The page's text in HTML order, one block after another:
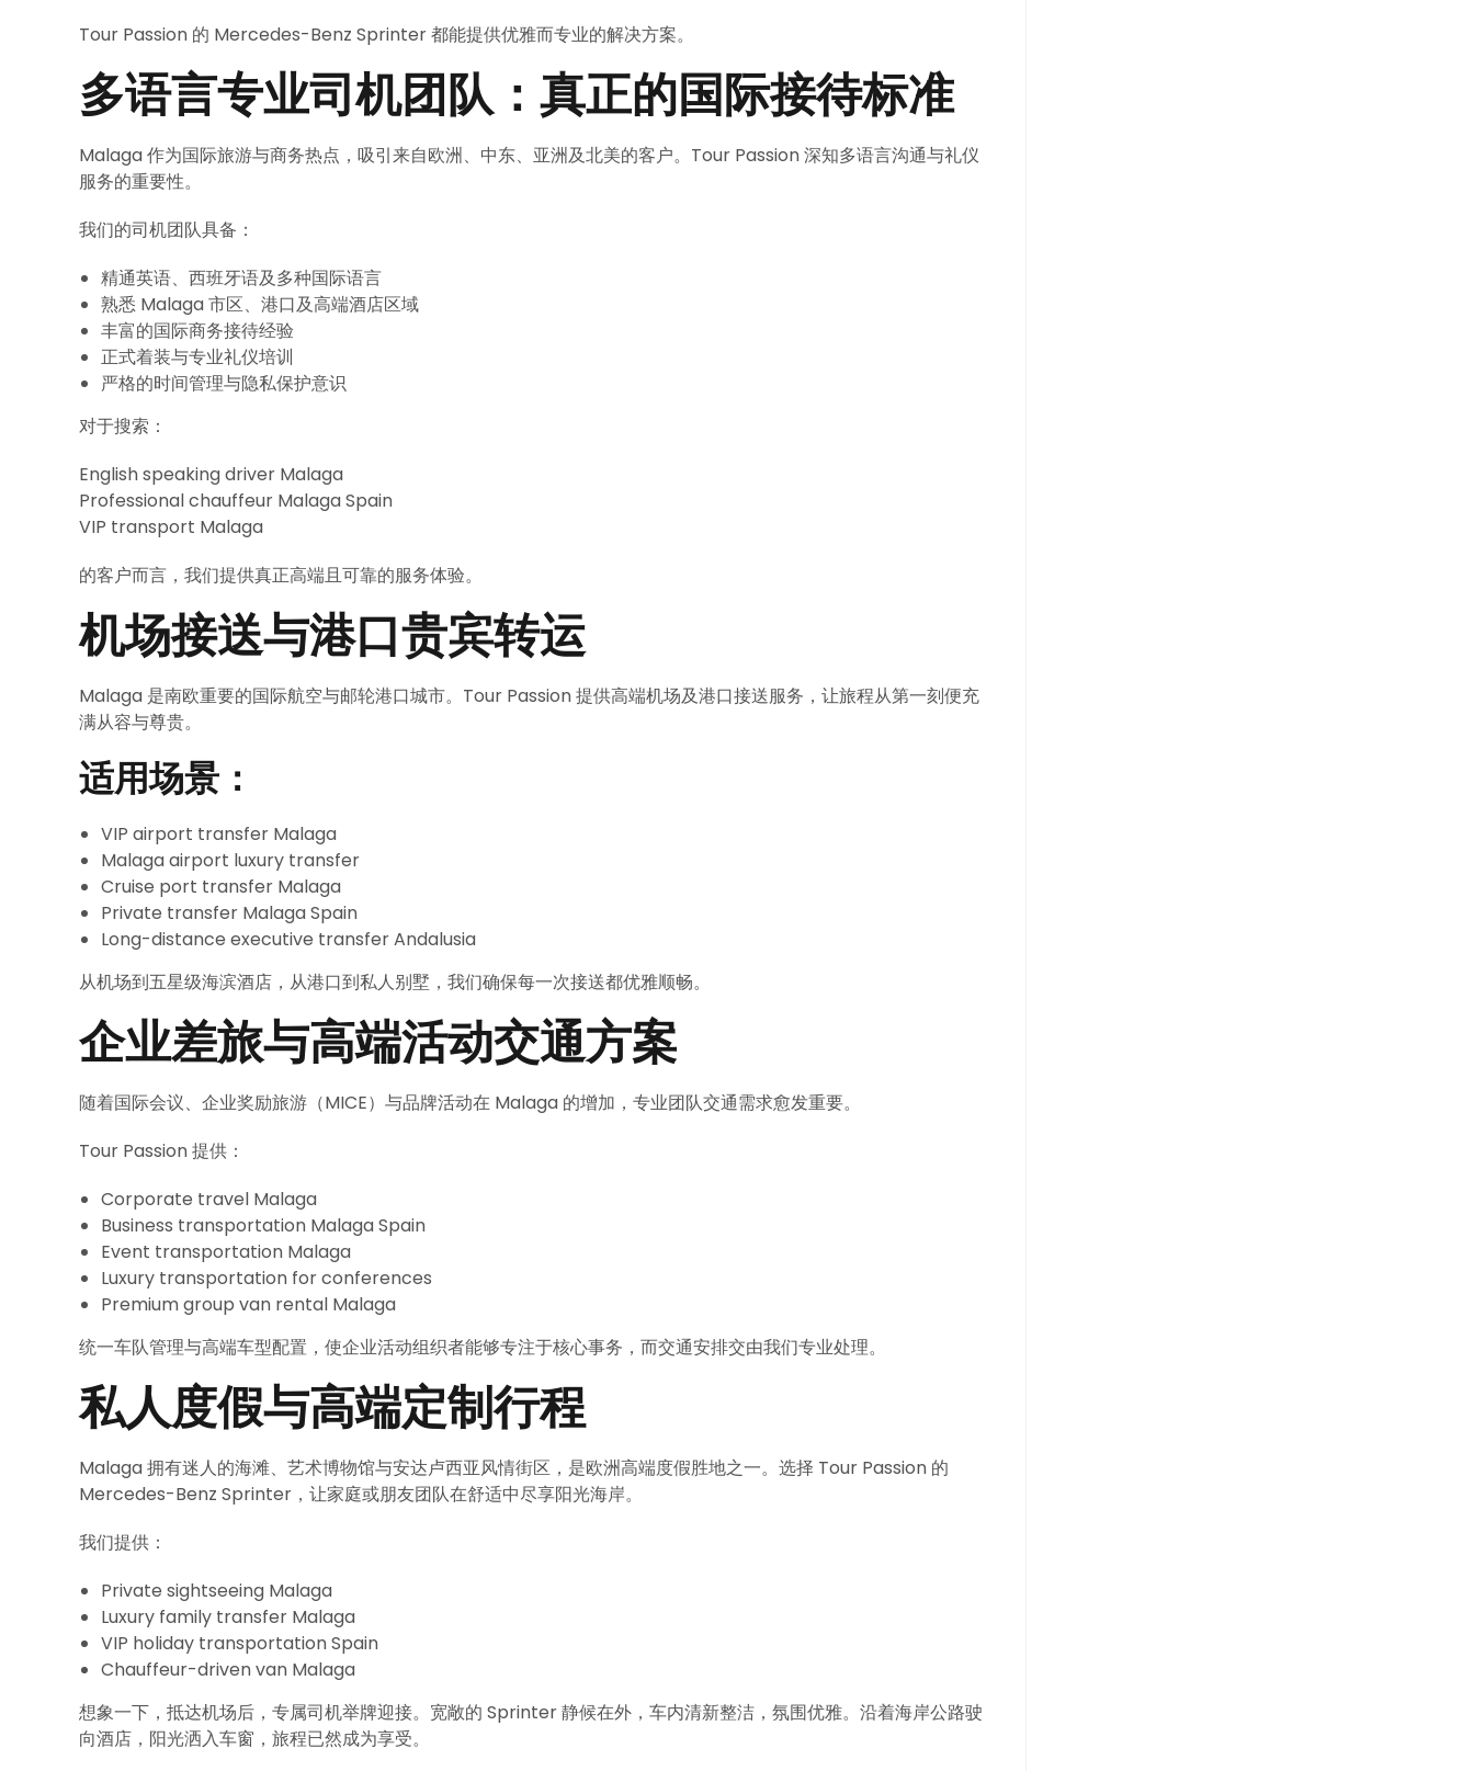
Tour Passion 的 Mercedes-Benz Sprinter 都能提供优雅而专业的解决方案。
多语言专业司机团队：真正的国际接待标准
Malaga 作为国际旅游与商务热点，吸引来自欧洲、中东、亚洲及北美的客户。Tour Passion 深知多语言沟通与礼仪
服务的重要性。
我们的司机团队具备：
精通英语、西班牙语及多种国际语言
熟悉 Malaga 市区、港口及高端酒店区域
丰富的国际商务接待经验
正式着装与专业礼仪培训
严格的时间管理与隐私保护意识
对于搜索：
English speaking driver Malaga
Professional chauffeur Malaga Spain
VIP transport Malaga
的客户而言，我们提供真正高端且可靠的服务体验。
机场接送与港口贵宾转运
Malaga 是南欧重要的国际航空与邮轮港口城市。Tour Passion 提供高端机场及港口接送服务，让旅程从第一刻便充
满从容与尊贵。
适用场景：
VIP airport transfer Malaga
Malaga airport luxury transfer
Cruise port transfer Malaga
Private transfer Malaga Spain
Long-distance executive transfer Andalusia
从机场到五星级海滨酒店，从港口到私人别墅，我们确保每一次接送都优雅顺畅。
企业差旅与高端活动交通方案
随着国际会议、企业奖励旅游（MICE）与品牌活动在 Malaga 的增加，专业团队交通需求愈发重要。
Tour Passion 提供：
Corporate travel Malaga
Business transportation Malaga Spain
Event transportation Malaga
Luxury transportation for conferences
Premium group van rental Malaga
统一车队管理与高端车型配置，使企业活动组织者能够专注于核心事务，而交通安排交由我们专业处理。
私人度假与高端定制行程
Malaga 拥有迷人的海滩、艺术博物馆与安达卢西亚风情街区，是欧洲高端度假胜地之一。选择 Tour Passion 的
Mercedes-Benz Sprinter，让家庭或朋友团队在舒适中尽享阳光海岸。
我们提供：
Private sightseeing Malaga
Luxury family transfer Malaga
VIP holiday transportation Spain
Chauffeur-driven van Malaga
想象一下，抵达机场后，专属司机举牌迎接。宽敞的 Sprinter 静候在外，车内清新整洁，氛围优雅。沿着海岸公路驶
向酒店，阳光洒入车窗，旅程已然成为享受。